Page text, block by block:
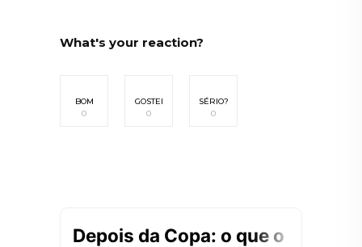
What's your reaction?
BOM
0
GOSTEI
0
SÉRIO?
0